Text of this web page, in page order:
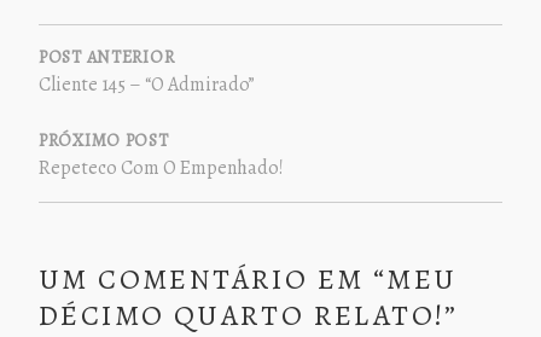
NAVEGAÇÃO
DE
POST
POST ANTERIOR
Cliente 145 – “O Admirado”
PRÓXIMO POST
Repeteco Com O Empenhado!
UM COMENTÁRIO EM “MEU
DÉCIMO QUARTO RELATO!”